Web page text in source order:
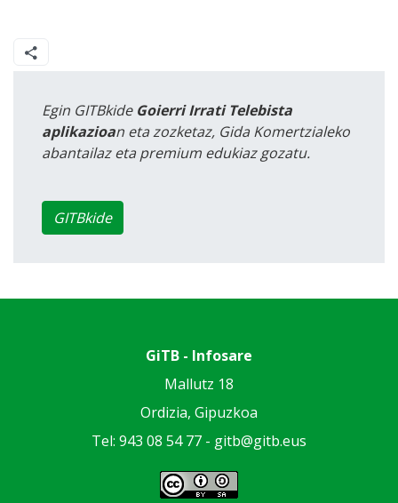
Egin GITBkide Goierri Irrati Telebista
aplikazioan eta zozketaz, Gida Komertzialeko
abantailaz eta premium edukiaz gozatu.
GITBkide
GiTB - Infosare
Mallutz 18
Ordizia, Gipuzkoa
Tel: 943 08 54 77 - gitb@gitb.eus